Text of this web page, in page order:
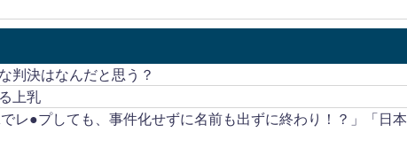
判決はなんだと思う？
上乳
レ●プしても、事件化せずに名前も出ずに終わり！？」「日